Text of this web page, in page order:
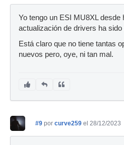
Yo tengo un ESI MU8XL desde
actualización de drivers ha
Está claro que no tiene tantas
nuevos pero, oye, ni tan mal.
#9 por curve259 el 28/12/2023